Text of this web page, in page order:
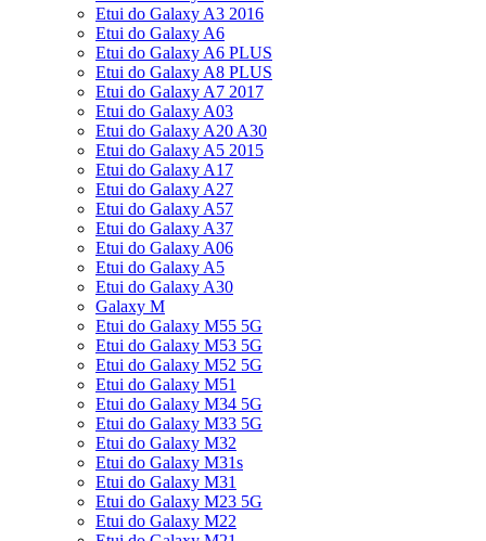
Etui do Galaxy A3 2016
Etui do Galaxy A6
Etui do Galaxy A6 PLUS
Etui do Galaxy A8 PLUS
Etui do Galaxy A7 2017
Etui do Galaxy A03
Etui do Galaxy A20 A30
Etui do Galaxy A5 2015
Etui do Galaxy A17
Etui do Galaxy A27
Etui do Galaxy A57
Etui do Galaxy A37
Etui do Galaxy A06
Etui do Galaxy A5
Etui do Galaxy A30
Galaxy M
Etui do Galaxy M55 5G
Etui do Galaxy M53 5G
Etui do Galaxy M52 5G
Etui do Galaxy M51
Etui do Galaxy M34 5G
Etui do Galaxy M33 5G
Etui do Galaxy M32
Etui do Galaxy M31s
Etui do Galaxy M31
Etui do Galaxy M23 5G
Etui do Galaxy M22